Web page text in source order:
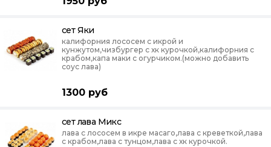
сет Яки
калифорния лососем с икрой и
кунжутом,чизбургер с хк курочкой,калифорния с
крабом,капа маки с огурчиком.(можно добавить
соус лава)
1300 руб
сет лава Микс
лава с лососем в икре масаго,лава с креветкой,лава
с крабом,лава с тунцом,лава с хк курочкой.